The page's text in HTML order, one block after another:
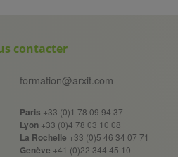
contacter
formation@arxit.com
Paris +33 (0)1 78 09 94 37
Lyon +33 (0)4 78 03 10 08
La Rochelle +33 (0)5 46 34 07 71
Genève +41 (0)22 344 45 10